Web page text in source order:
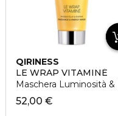
QIRINESS
LE WRAP VITAMINÉ
Maschera Luminosità &
52,00 €